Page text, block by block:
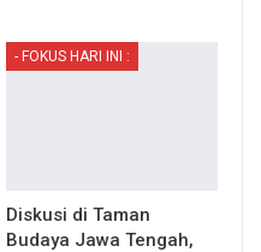
- FOKUS HARI INI :
Diskusi di Taman
Budaya Jawa Tengah,